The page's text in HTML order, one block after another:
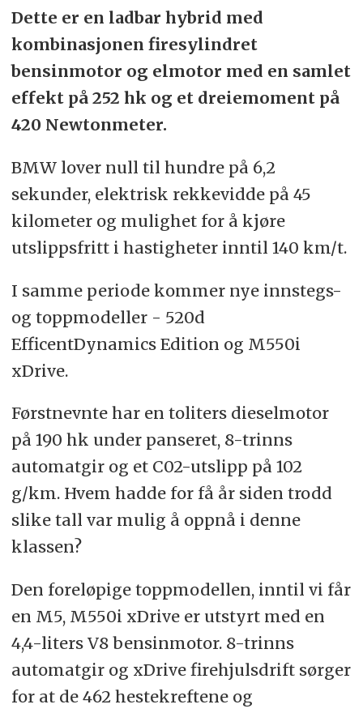
Dette er en ladbar hybrid med
kombinasjonen firesylindret
bensinmotor og elmotor med en samlet
effekt på 252 hk og et dreiemoment på
420 Newtonmeter.
BMW lover null til hundre på 6,2
sekunder, elektrisk rekkevidde på 45
kilometer og mulighet for å kjøre
utslippsfritt i hastigheter inntil 140 km/t.
I samme periode kommer nye innstegs-
og toppmodeller - 520d
EfficentDynamics Edition og M550i
xDrive.
Førstnevnte har en toliters dieselmotor
på 190 hk under panseret, 8-trinns
automatgir og et C02-utslipp på 102
g/km. Hvem hadde for få år siden trodd
slike tall var mulig å oppnå i denne
klassen?
Den foreløpige toppmodellen, inntil vi får
en M5, M550i xDrive er utstyrt med en
4,4-liters V8 bensinmotor. 8-trinns
automatgir og xDrive firehjulsdrift sørger
for at de 462 hestekreftene og